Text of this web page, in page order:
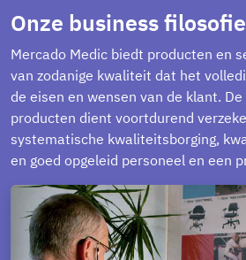
Onze business filosofie
Mercado Medic biedt producten en
van zodanige kwaliteit dat het
de eisen en wensen van de klant.
producten dient voortdurend
systematische kwaliteitsborging,
en goed opgeleid personeel en een